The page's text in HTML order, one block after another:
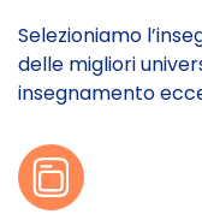
Selezioniamo
delle migliori
insegnamento